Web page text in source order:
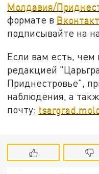
Молдавия/
формате в
подписывайте на
Если вам есть, чем
редакцией
Приднестровье",
наблюдения, а
почту: